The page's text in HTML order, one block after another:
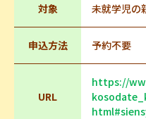
対象 未就学児の
申込方法 予約不要
URL
https://